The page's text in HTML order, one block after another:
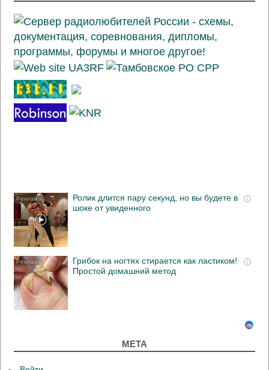
i
Ролик длится пару секунд, но вы будете в
шоке от увиденного
i
Грибок на ногтях стирается как ластиком!
Простой домашний метод
МЕТА